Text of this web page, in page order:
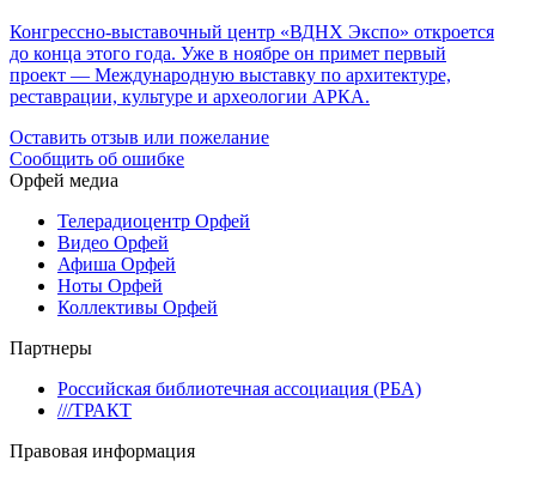
Конгрессно-выставочный центр «ВДНХ Экспо» откроется
до конца этого года. Уже в ноябре он примет первый
проект — Международную выставку по архитектуре,
реставрации, культуре и археологии АРКА.
Оставить отзыв или пожелание
Сообщить об ошибке
Орфей медиа
Телерадиоцентр Орфей
Видео Орфей
Афиша Орфей
Ноты Орфей
Коллективы Орфей
Партнеры
Российская библиотечная ассоциация (РБА)
///ТРАКТ
Правовая информация